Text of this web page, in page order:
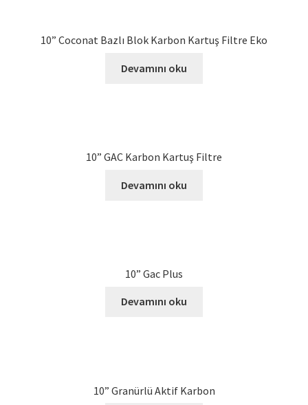
10” Coconat Bazlı Blok Karbon Kartuş Filtre Eko
Devamını oku
10” GAC Karbon Kartuş Filtre
Devamını oku
10” Gac Plus
Devamını oku
10” Granürlü Aktif Karbon